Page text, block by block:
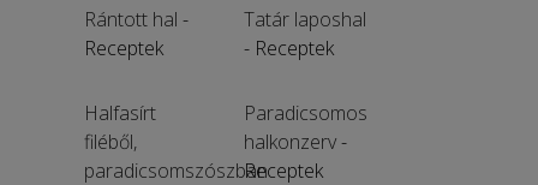
Rántott hal -
Receptek
Tatár laposhal
- Receptek
Halfasírt
filéből,
paradicsomszószban
Paradicsomos
halkonzerv-
Receptek